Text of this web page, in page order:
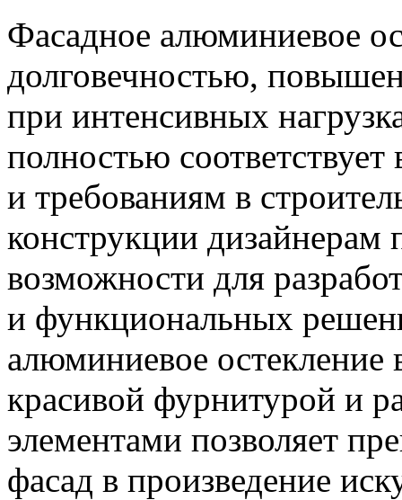
Фасадное алюминиевое
долговечностью,
при интенсивных
полностью
и требованиям в
конструкции дизайнерам
возможности для
и функциональных
алюминиевое остекление
красивой фурнитурой и
элементами позволяет
фасад в произведение